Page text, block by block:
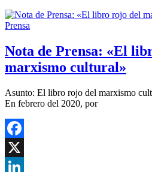
Prensa
Nota de Prensa: «El
marxismo cultural»
Asunto: El libro rojo del marxismo
En febrero del 2020, por
Facebook
X